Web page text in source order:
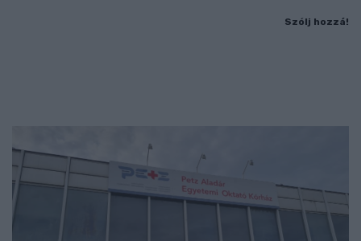
Szólj hozzá!